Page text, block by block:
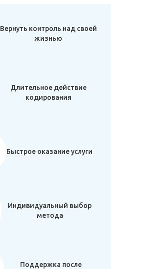
Вернуть контроль над своей
жизнью
Длительное действие
кодирования
Быстрое оказание услуги
Индивидуальный выбор
метода
Поддержка после